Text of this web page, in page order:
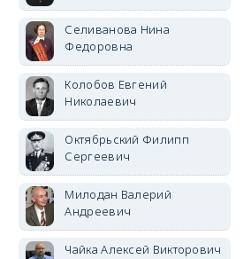
Селиванова Нина
Федоровна
Колобов Евгений
Николаевич
Октябрьский Филипп
Сергеевич
Милодан Валерий
Андреевич
Чайка Алексей Викторович